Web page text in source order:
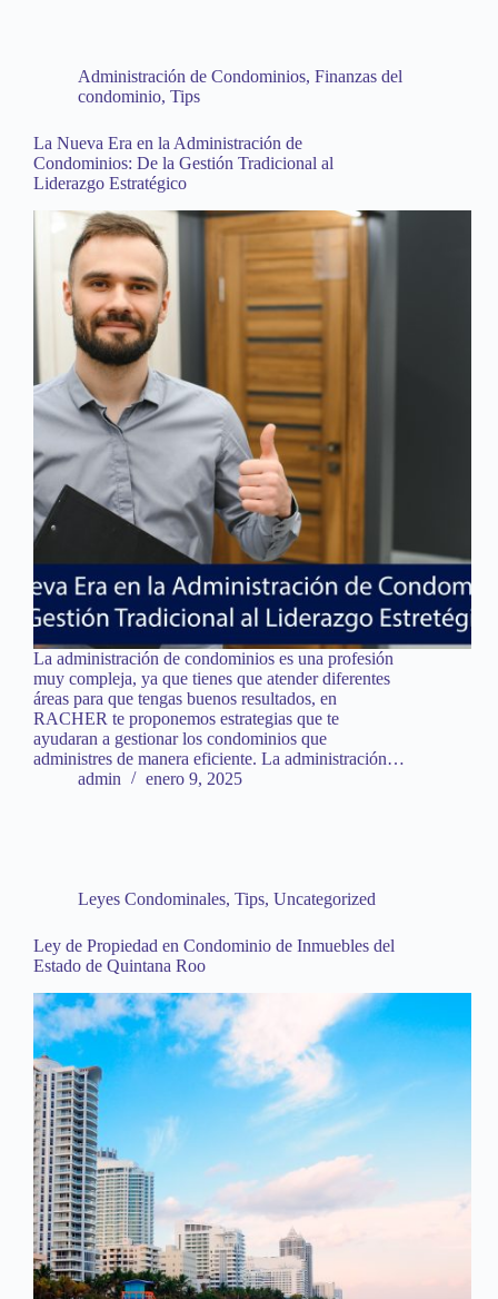
Administración de Condominios, Finanzas del
condominio, Tips
La Nueva Era en la Administración de
Condominios: De la Gestión Tradicional al
Liderazgo Estratégico
La administración de condominios es una profesión
muy compleja, ya que tienes que atender diferentes
áreas para que tengas buenos resultados, en
RACHER te proponemos estrategias que te
ayudaran a gestionar los condominios que
administres de manera eficiente. La administración…
admin
enero 9, 2025
Leyes Condominales, Tips, Uncategorized
Ley de Propiedad en Condominio de Inmuebles del
Estado de Quintana Roo